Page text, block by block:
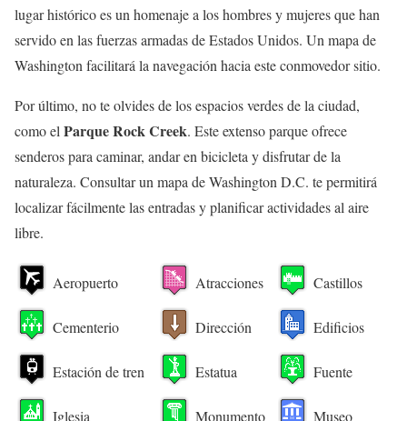
lugar histórico es un homenaje a los hombres y mujeres que han
servido en las fuerzas armadas de Estados Unidos. Un mapa de
Washington facilitará la navegación hacia este conmovedor sitio.
Por último, no te olvides de los espacios verdes de la ciudad,
como el Parque Rock Creek. Este extenso parque ofrece
senderos para caminar, andar en bicicleta y disfrutar de la
naturaleza. Consultar un mapa de Washington D.C. te permitirá
localizar fácilmente las entradas y planificar actividades al aire
libre.
Aeropuerto Atracciones Castillos
Cementerio Dirección Edificios
Estación de tren Estatua Fuente
Iglesia Monumento Museo